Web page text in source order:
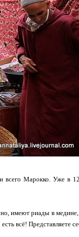
и всего Марокко. Уже в
имеют риады в
всё! Представляете